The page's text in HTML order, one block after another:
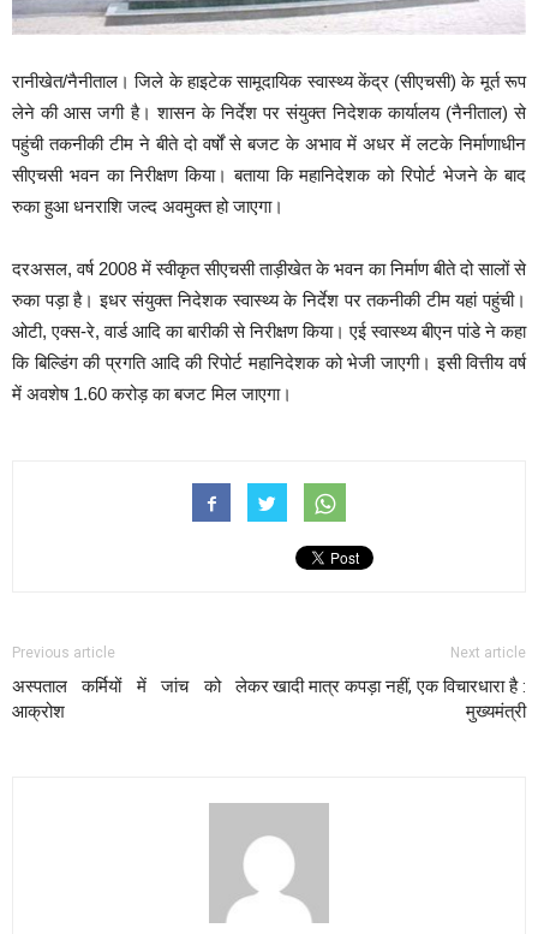
रानीखेत/नैनीताल। जिले के हाइटेक सामूदायिक स्वास्थ्य केंद्र (सीएचसी) के मूर्त रूप
लेने की आस जगी है। शासन के निर्देश पर संयुक्त निदेशक कार्यालय (नैनीताल) से
पहुंची तकनीकी टीम ने बीते दो वर्षों से बजट के अभाव में अधर में लटके निर्माणाधीन
सीएचसी भवन का निरीक्षण किया। बताया कि महानिदेशक को रिपोर्ट भेजने के बाद
रुका हुआ धनराशि जल्द अवमुक्त हो जाएगा।
दरअसल, वर्ष 2008 में स्वीकृत सीएचसी ताड़ीखेत के भवन का निर्माण बीते दो सालों से
रुका पड़ा है। इधर संयुक्त निदेशक स्वास्थ्य के निर्देश पर तकनीकी टीम यहां पहुंची।
ओटी, एक्स-रे, वार्ड आदि का बारीकी से निरीक्षण किया। एई स्वास्थ्य बीएन पांडे ने कहा
कि बिल्डिंग की प्रगति आदि की रिपोर्ट महानिदेशक को भेजी जाएगी। इसी वित्तीय वर्ष
में अवशेष 1.60 करोड़ का बजट मिल जाएगा।
Previous article
अस्पताल कर्मियों में जांच को लेकर
आक्रोश
Next article
खादी मात्र कपड़ा नहीं, एक विचारधारा है :
मुख्यमंत्री